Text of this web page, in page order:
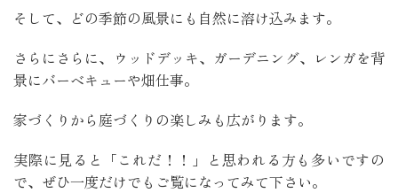
そして、どの季節の風景にも自然に溶け込みます。
さらにさらに、ウッドデッキ、ガーデニング、レンガを背
景にバーベキューや畑仕事。
家づくりから庭づくりの楽しみも広がります。
実際に見ると「これだ！！」と思われる方も多いですの
で、ぜひ一度だけでもご覧になってみて下さい。